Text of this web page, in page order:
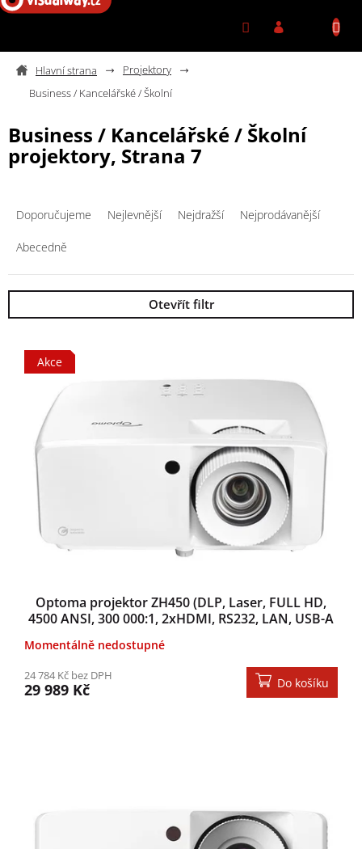
Přejít na obsah
Projektory
Business / Kancelářské / Školní
Business / Kancelářské / Školní
projektory, Strana 7
Doporučujeme Nejlevnější Nejdražší Nejprodávanější
Abecedně
Otevřít filtr
Akce
Optoma projektor ZH450 (DLP, Laser, FULL HD,
4500 ANSI, 300 000:1, 2xHDMI, RS232, LAN, USB-A
Momentálně nedostupné
24 784 Kč bez DPH
29 989 Kč Do košíku